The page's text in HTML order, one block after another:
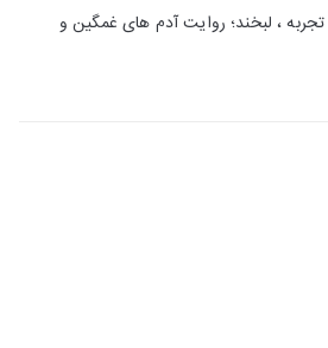
، لبخند؛ روایت آدم های غمگین و